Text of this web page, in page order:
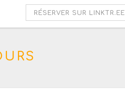
RÉSERVER SUR LINKTR.EE